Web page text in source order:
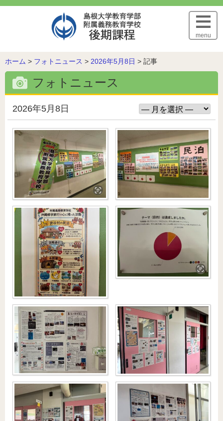
このページの本文へ
menu
こ
の
ー
ホーム > フォトニュース > 2026年5月8日 > 記事
フォトニュース
2026年5月8日